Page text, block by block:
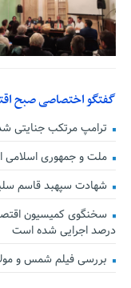
گفتگو اختصاصی صبح
ترامپ مرتکب جنایتی
ملت و جمهوری اسلامی
شهادت سپهبد قاسم
درصد اجرایی شده است
بررسی فیلم شمس و